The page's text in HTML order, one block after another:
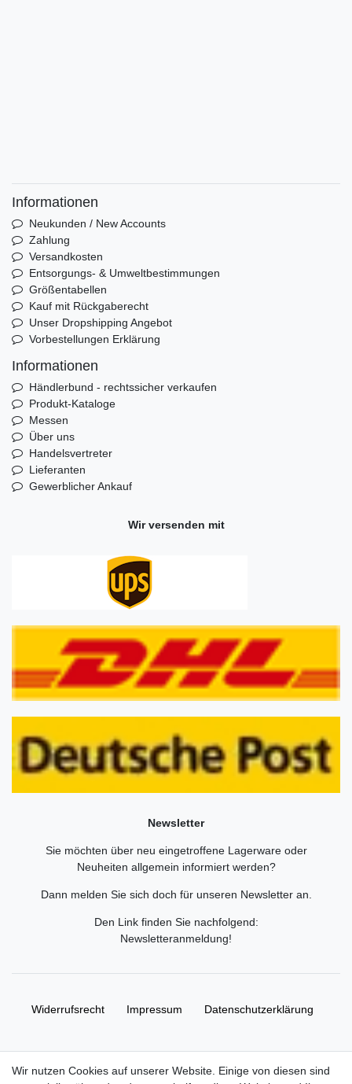
Informationen
Neukunden / New Accounts
Zahlung
Versandkosten
Entsorgungs- & Umweltbestimmungen
Größentabellen
Kauf mit Rückgaberecht
Unser Dropshipping Angebot
Vorbestellungen Erklärung
Informationen
Händlerbund - rechtssicher verkaufen
Produkt-Kataloge
Messen
Über uns
Handelsvertreter
Lieferanten
Gewerblicher Ankauf
Wir versenden mit
Newsletter
Sie möchten über neu eingetroffene Lagerware oder
Neuheiten allgemein informiert werden?
Dann melden Sie sich doch für unseren Newsletter an.
Den Link finden Sie nachfolgend:
Newsletteranmeldung!
Widerrufs­recht Impressum Daten­schutz­erklärung
Wir nutzen Cookies auf unserer Website. Einige von diesen sind